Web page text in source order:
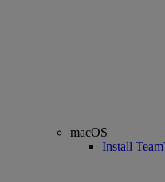
macOS
Install